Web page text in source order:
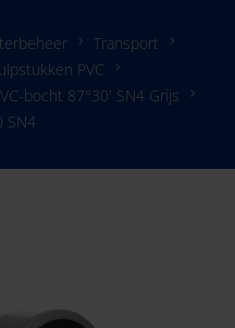
Transport
PVC
bocht 87°30' SN4 Grijs
SN4